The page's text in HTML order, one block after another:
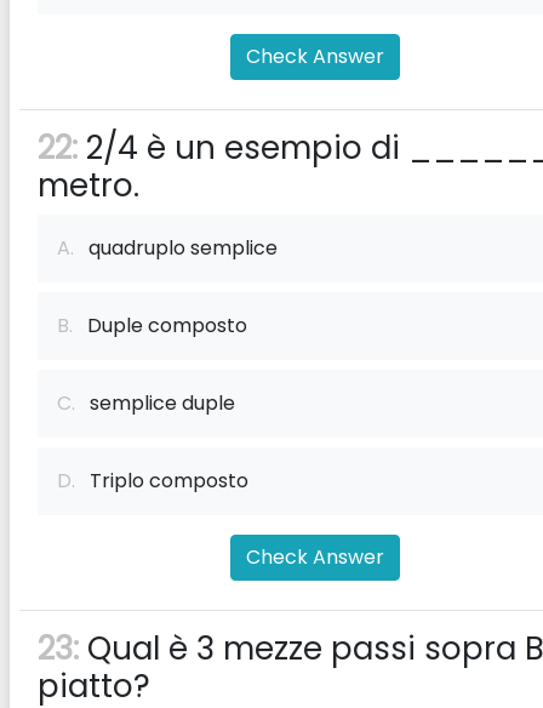
Check Answer
22: 2/4 è un esempio di
metro.
A. quadruplo semplice
B. Duple composto
C. semplice duple
D. Triplo composto
Check Answer
23: Qual è 3 mezze passi sopra B
piatto?